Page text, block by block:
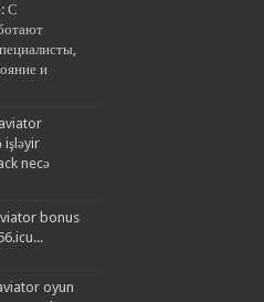
С
и
işləyir
necə
bonus
oyun